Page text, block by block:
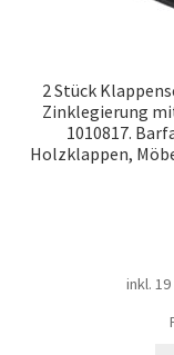
2 Stück
Zinklegierung
1010817.
Holzklappen,
inkl.